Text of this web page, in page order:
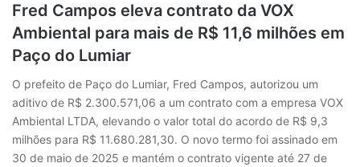
Fred Campos eleva contrato da VOX
Ambiental para mais de R$ 11,6 milhões em
Paço do Lumiar
O prefeito de Paço do Lumiar, Fred Campos, autorizou um
aditivo de R$ 2.300.571,06 a um contrato com a empresa VOX
Ambiental LTDA, elevando o valor total do acordo de R$ 9,3
milhões para R$ 11.680.281,30. O novo termo foi assinado em
30 de maio de 2025 e mantém o contrato vigente até 27 de